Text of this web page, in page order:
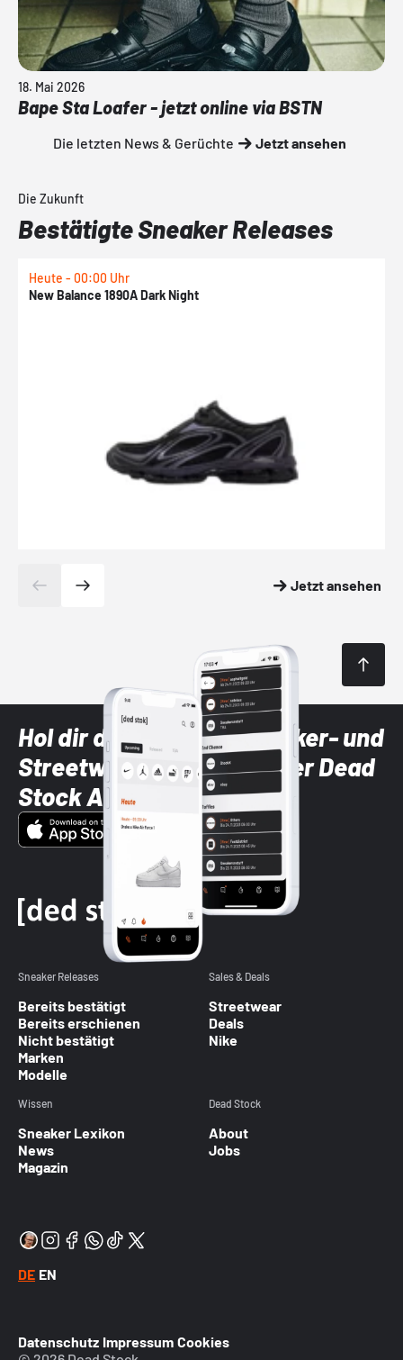
18. Mai 2026
Bape Sta Loafer - jetzt online via BSTN
Die letzten News & Gerüchte Jetzt ansehen
Die Zukunft
Bestätigte Sneaker Releases
Heute - 00:00 Uhr
New Balance 1890A Dark Night
Jetzt ansehen
Hol dir die neuesten Sneaker- und
Streetwear-Brands mit der Dead
Stock App
Sneaker Releases
Bereits bestätigt
Bereits erschienen
Nicht bestätigt
Marken
Modelle
Sales & Deals
Streetwear
Deals
Nike
Wissen
Sneaker Lexikon
News
Magazin
Dead Stock
About
Jobs
DE EN
Datenschutz Impressum Cookies